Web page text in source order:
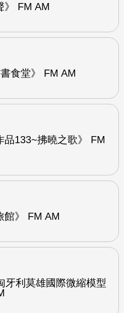
》 FM AM
食堂》 FM AM
品133~拂曉之歌》 FM
館》 FM AM
牙利莫雄國際微縮模型